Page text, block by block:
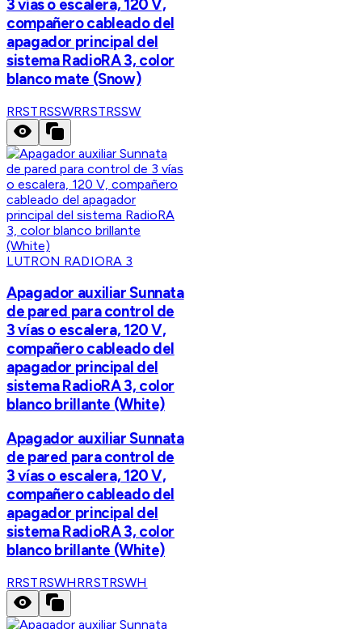
3 vías o escalera, 120 V,
compañero cableado del
apagador principal del
sistema RadioRA 3, color
blanco mate (Snow)
RRSTRSSWRRSTRSSW
LUTRON RADIORA 3
Apagador auxiliar Sunnata
de pared para control de
3 vías o escalera, 120 V,
compañero cableado del
apagador principal del
sistema RadioRA 3, color
blanco brillante (White)
Apagador auxiliar Sunnata
de pared para control de
3 vías o escalera, 120 V,
compañero cableado del
apagador principal del
sistema RadioRA 3, color
blanco brillante (White)
RRSTRSWHRRSTRSWH